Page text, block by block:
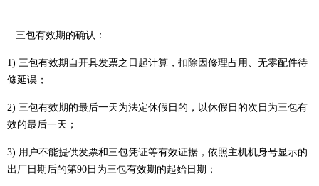
三包有效期的确认：
1) 三包有效期自开具发票之日起计算，扣除因修理占用、无零配件待
修延误；
2) 三包有效期的最后一天为法定休假日的，以休假日的次日为三包有
效的最后一天；
3) 用户不能提供发票和三包凭证等有效证据，依照主机机身号显示的
出厂日期后的第90日为三包有效期的起始日期；